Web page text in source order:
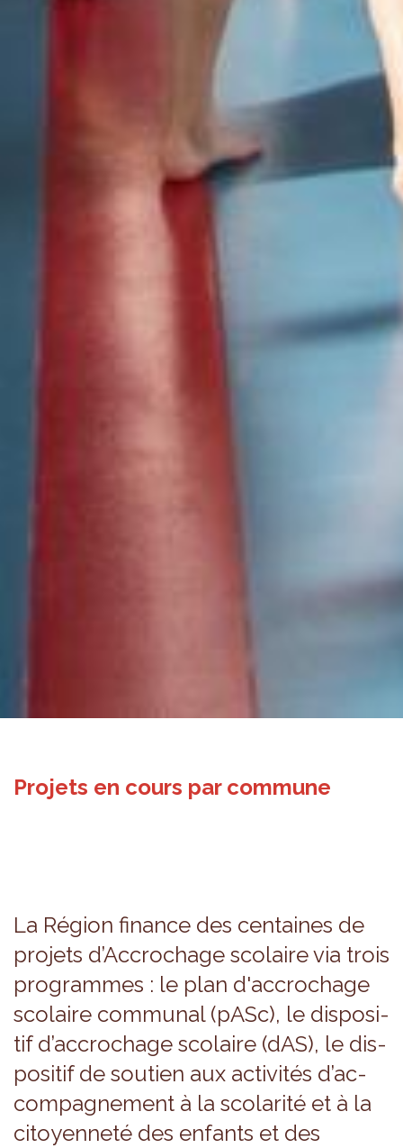
Projets en cours par commune
La Région finance des cen­taines de
pro­jets d’Ac­cro­chage sco­laire via trois
pro­grammes : le plan d'ac­cro­chage
sco­laire com­mu­nal (pASc), le dis­po­si­
tif d’ac­cro­chage sco­laire (dAS), le dis­
po­si­tif de sou­tien aux acti­vi­tés d’ac­
com­pa­gne­ment à la sco­la­rité et à la
citoyen­neté des enfants et des